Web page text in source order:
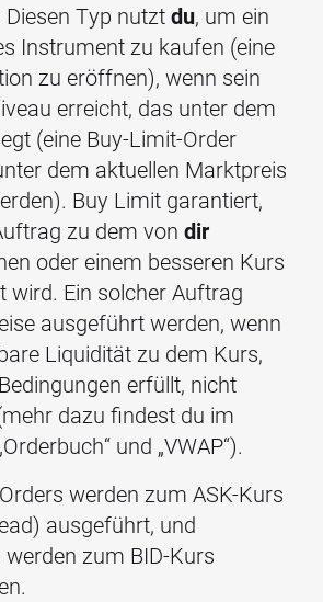
Diesen Typ nutztdu, um ein
Instrument zu kaufen (eine
zu eröffnen), wenn sein
erreicht, das unter dem
(eine Buy-Limit-Order
dem aktuellen Marktpreis
Buy Limit garantiert,
zu dem von dir
oder einem besseren Kurs
wird. Ein solcher Auftrag
ausgeführt werden, wenn
Liquidität zu dem Kurs,
Bedingungen erfüllt, nicht
dazu findest du im
und „VWAP“).
werden zum ASK-Kurs
ausgeführt, und
werden zum BID-Kurs